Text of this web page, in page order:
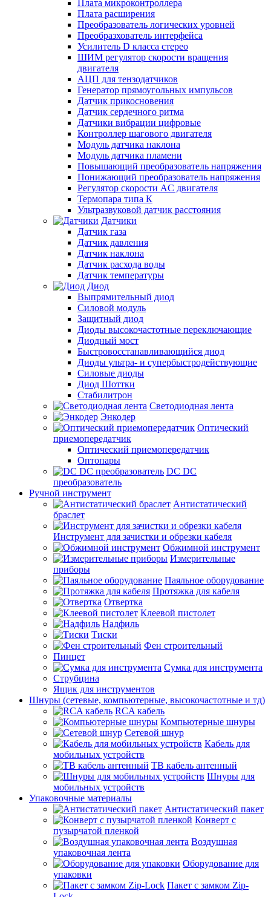
Плата микроконтроллера
Плата расширения
Преобразователь логических уровней
Преобразхователь интерфейса
Усилитель D класса стерео
ШИМ регулятор скорости вращения
двигателя
АЦП для тензодатчиков
Генератор прямоугольных импульсов
Датчик прикосновения
Датчик сердечного ритма
Датчики вибрации цифровые
Контроллер шагового двигателя
Модуль датчика наклона
Модуль датчика пламени
Повышающий преобразователь напряжения
Понижающий преобразователь напряжения
Регулятор скорости AC двигателя
Термопара типа К
Ультразвуковой датчик расстояния
Датчики
Датчик газа
Датчик давления
Датчик наклона
Датчик расхода воды
Датчик температуры
Диод
Выпрямительный диод
Силовой модуль
Защитный диод
Диоды высокочастотные переключающие
Диодный мост
Быстровосстанавливающийся диод
Диоды ультра- и супербыстродействующие
Силовые диоды
Диод Шоттки
Стабилитрон
Светодиодная лента
Энкодер
Оптический
приемопередатчик
Оптический приемопередатчик
Оптопары
DC DC
преобразователь
Ручной инструмент
Антистатический
браслет
Инструмент для зачистки и обрезки кабеля
Обжимной инструмент
Измерительные
приборы
Паяльное оборудование
Протяжка для кабеля
Отвертка
Клеевой пистолет
Надфиль
Тиски
Фен строительный
Пинцет
Сумка для инструмента
Струбцина
Ящик для инструментов
Шнуры (сетевые, компьютерные, высокочастотные и тд)
RCA кабель
Компьютерные шнуры
Сетевой шнур
Кабель для
мобильных устройств
ТВ кабель антенный
Шнуры для
мобильных устройств
Упаковочные материалы
Антистатический пакет
Конверт с
пузырчатой пленкой
Воздушная
упаковочная лента
Оборудование для
упаковки
Пакет с замком Zip-